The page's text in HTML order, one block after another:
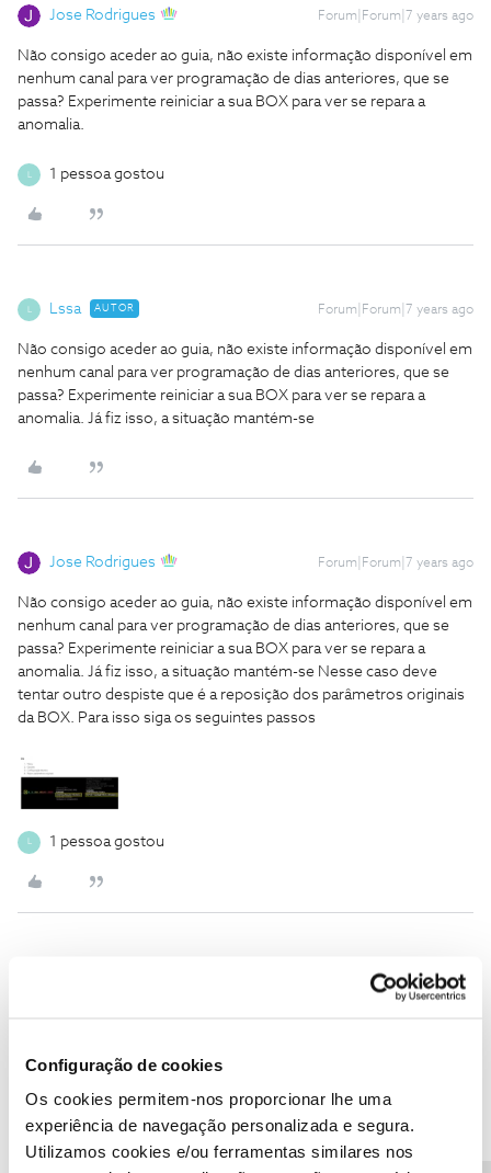
Configuração de cookies
Os cookies permitem-nos proporcionar lhe uma
experiência de navegação personalizada e segura.
Utilizamos cookies e/ou ferramentas similares nos
Jose Rodrigues Forum|Forum|7 years ago
Não consigo aceder ao guia, não existe informação disponível em
nenhum canal para ver programação de dias anteriores, que se
passa? Experimente reiniciar a sua BOX para ver se repara a
anomalia.
1 pessoa gostou
Lssa AUTOR Forum|Forum|7 years ago
Não consigo aceder ao guia, não existe informação disponível em
nenhum canal para ver programação de dias anteriores, que se
passa? Experimente reiniciar a sua BOX para ver se repara a
anomalia. Já fiz isso, a situação mantém-se
Jose Rodrigues Forum|Forum|7 years ago
Não consigo aceder ao guia, não existe informação disponível em
nenhum canal para ver programação de dias anteriores, que se
passa? Experimente reiniciar a sua BOX para ver se repara a
anomalia. Já fiz isso, a situação mantém-se Nesse caso deve
tentar outro despiste que é a reposição dos parâmetros originais
da BOX. Para isso siga os seguintes passos
L 1 pessoa gostou
Forum|Forum|7 years ago
passa?Experimente reiniciar a sua BOX para ver se repara a
tentar outro despiste que é a reposição dos parâmetros originais
da BOX. Para isso siga os seguintes passosDemorou algum
tempo, este a fazer procura de canais, mas a situação mantém-